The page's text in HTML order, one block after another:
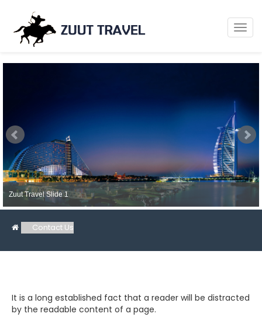
Zuut Travel Slide 1
Contact Us
It is a long established fact that a reader will be distracted
by the readable content of a page.